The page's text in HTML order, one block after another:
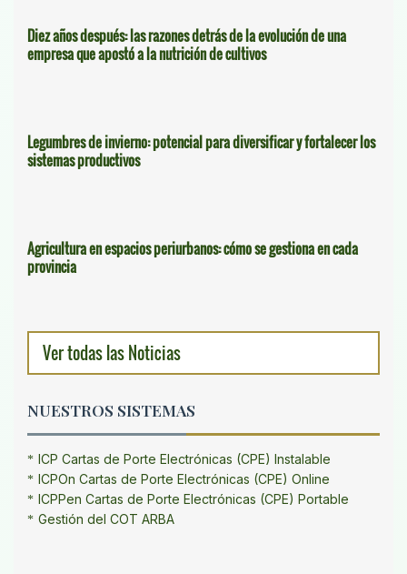
Diez años después: las razones detrás de la evolución de una
empresa que apostó a la nutrición de cultivos
Legumbres de invierno: potencial para diversificar y fortalecer los
sistemas productivos
Agricultura en espacios periurbanos: cómo se gestiona en cada
provincia
Ver todas las Noticias
NUESTROS SISTEMAS
ICP Cartas de Porte Electrónicas (CPE) Instalable
ICPOn Cartas de Porte Electrónicas (CPE) Online
ICPPen Cartas de Porte Electrónicas (CPE) Portable
Gestión del COT ARBA